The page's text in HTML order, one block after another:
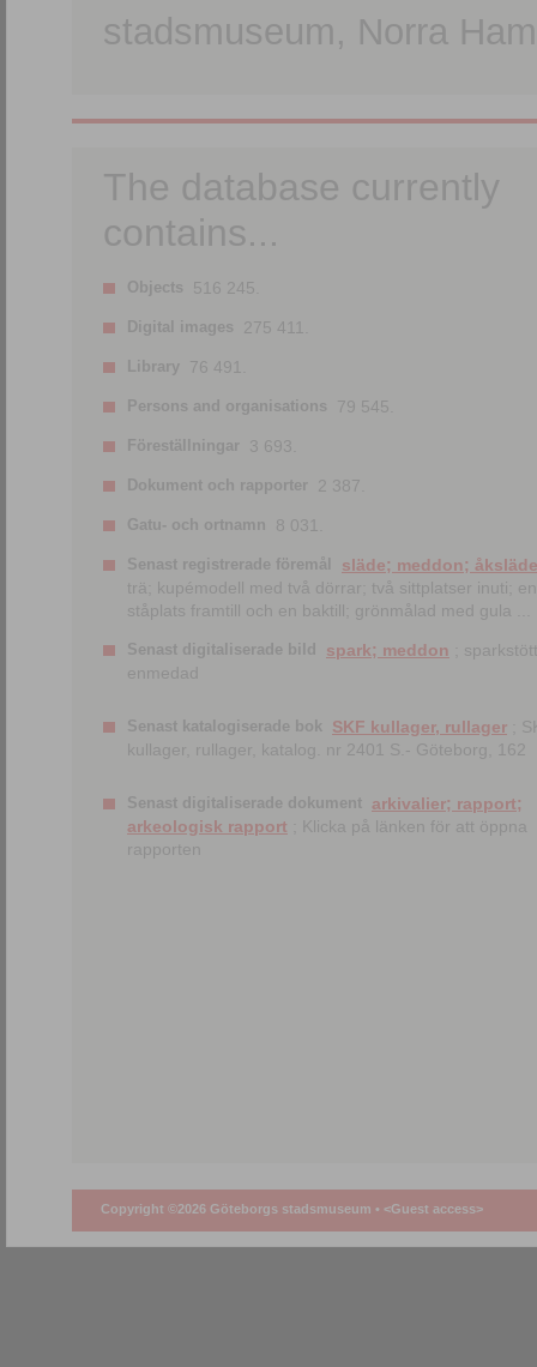
stadsmuseum, Norra
The database currently
contains...
Objects 516 245.
Digital images 275 411.
Library 76 491.
Persons and organisations 79 545.
Föreställningar 3 693.
Dokument och rapporter 2 387.
Gatu- och ortnamn 8 031.
Senast registrerade föremål
släde; meddon; åksläde
trä; kupémodell med två dörrar; två sittplatser inuti; en
ståplats framtill och en baktill; grönmålad med gula ...
Senast digitaliserade bild spark; meddon ;
enmedad
Senast katalogiserade bok SKF kullager, rullager ;
kullager, rullager, katalog. nr 2401 S.- Göteborg, 162
Senast digitaliserade dokument arkivalier; rapport;
arkeologisk rapport ; Klicka på länken för att öppna
rapporten
Copyright ©2026 Göteborgs stadsmuseum • <Guest access>